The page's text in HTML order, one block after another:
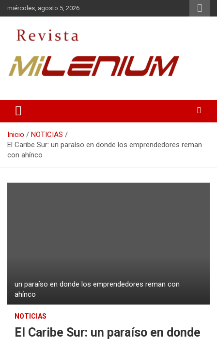
Saltar
al
miércoles, agosto 5, 2026
Inicio
NOTICIAS
El Caribe Sur: un paraíso en donde los emprendedores reman
con ahínco
un paraíso en donde los emprendedores reman con
ahínco
NOTICIAS
El Caribe Sur: un paraíso en donde